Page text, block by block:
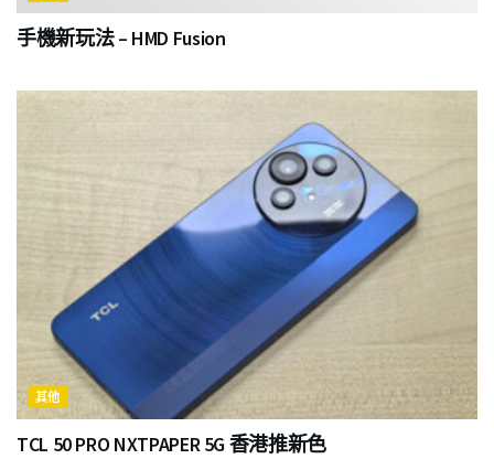
手機新玩法 – HMD Fusion
其他
TCL 50 PRO NXTPAPER 5G 香港推新色